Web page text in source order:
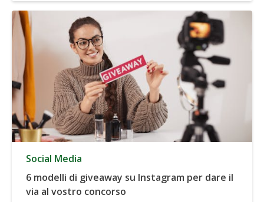
Social Media
6 modelli di giveaway su Instagram per dare il
via al vostro concorso